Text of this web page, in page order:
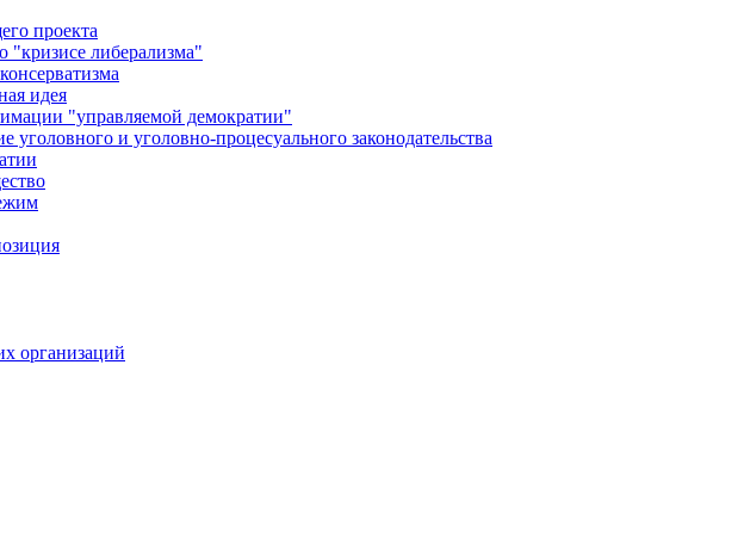
проекта
"кризисе либерализма"
идея
"управляемой демократии"
уголовного и уголовно-процесуального законодательства
организаций